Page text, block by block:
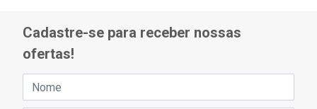
Cadastre-se para receber nossas
ofertas!